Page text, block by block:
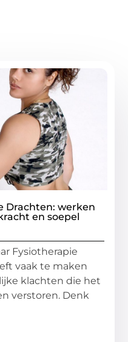
Drachten: werken
en soepel
Fysiotherapie
vaak te maken
klachten die het
verstoren. Denk